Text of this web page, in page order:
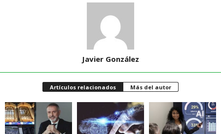
Javier González
Artículos relacionados Más del autor